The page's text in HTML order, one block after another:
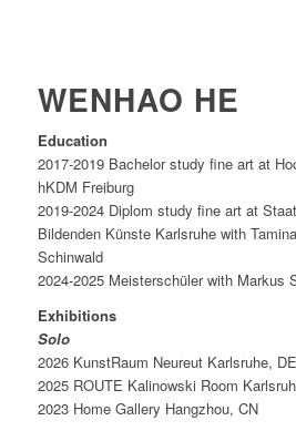
WENHAO HE
Education
2017-2019 Bachelor study fine art at
hKDM Freiburg
2019-2024 Diplom study fine art at
Bildenden Künste Karlsruhe with
Schinwald
2024-2025 Meisterschüler with Markus
Exhibitions
Solo
2026 KunstRaum Neureut Karlsruhe, DE
2025 ROUTE Kalinowski Room
2023 Home Gallery Hangzhou, CN